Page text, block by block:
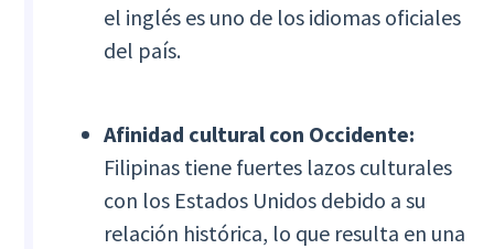
el inglés es uno de los idiomas oficiales
del país.
Afinidad cultural con Occidente:
Filipinas tiene fuertes lazos culturales
con los Estados Unidos debido a su
relación histórica, lo que resulta en una